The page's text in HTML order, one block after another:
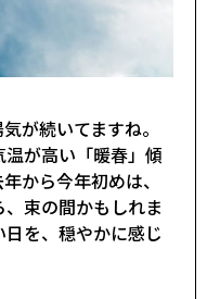
が続いてますね。
が高い「暖春」傾
から今年初めは、
束の間かもしれま
を、穏やかに感じ